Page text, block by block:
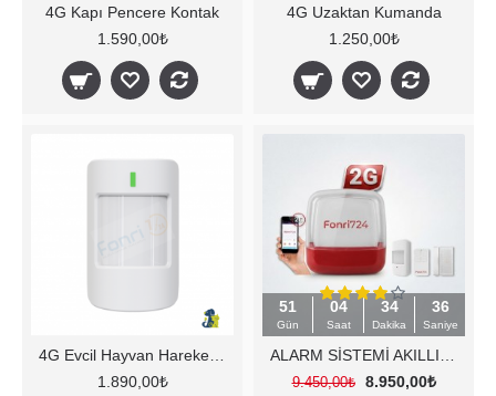
4G Kapı Pencere Kontak
1.590,00₺
4G Uzaktan Kumanda
1.250,00₺
1.890,00₺
51
Gün
04
Saat
34
Dakika
35
Saniye
9.450,00₺ 8.950,00₺